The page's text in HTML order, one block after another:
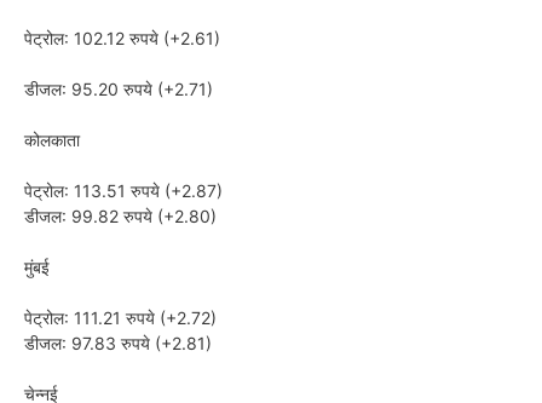
पेट्रोल: 102.12 रुपये (+2.61)
डीजल: 95.20 रुपये (+2.71)
कोलकाता
पेट्रोल: 113.51 रुपये (+2.87)
डीजल: 99.82 रुपये (+2.80)
मुंबई
पेट्रोल: 111.21 रुपये (+2.72)
डीजल: 97.83 रुपये (+2.81)
चेन्नई